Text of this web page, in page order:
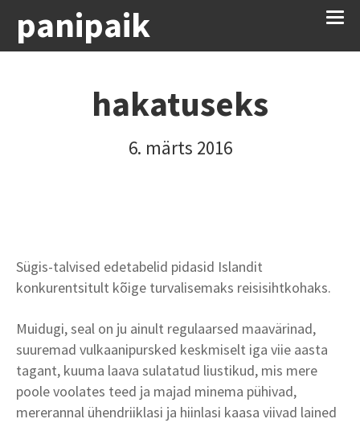
panipaik
hakatuseks
6. märts 2016
Sügis-talvised edetabelid pidasid Islandit
konkurentsitult kõige turvalisemaks reisisihtkohaks.
Muidugi, seal on ju ainult regulaarsed maavärinad,
suuremad vulkaanipursked keskmiselt iga viie aasta
tagant, kuuma laava sulatatud liustikud, mis mere
poole voolates teed ja majad minema pühivad,
mererannal ühendriiklasi ja hiinlasi kaasa viivad lained